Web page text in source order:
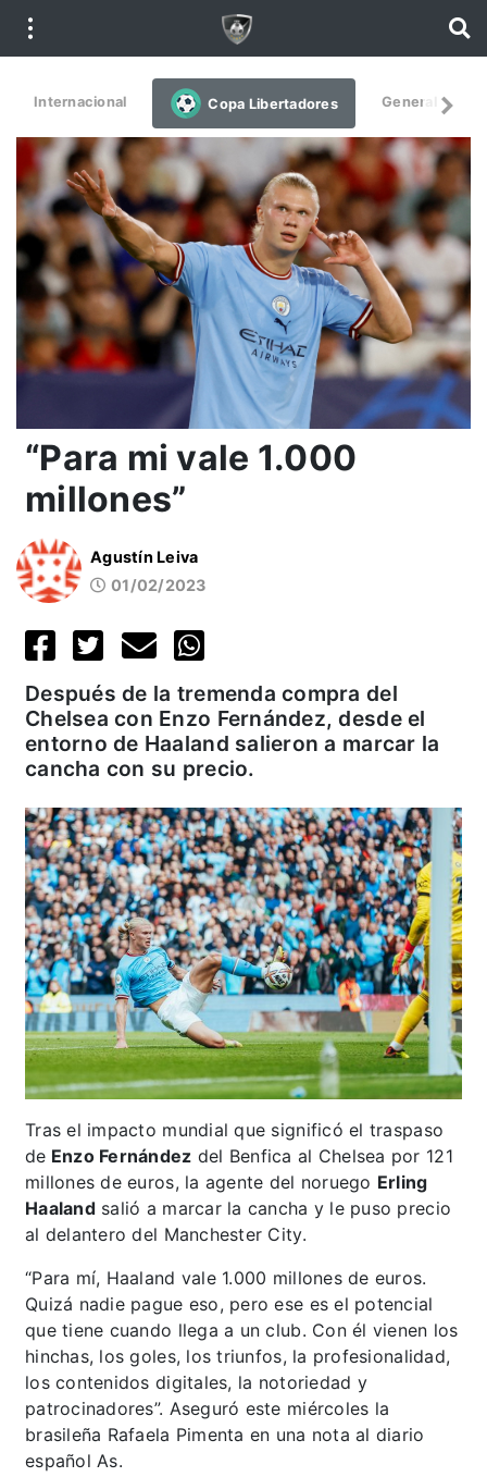
Internacional Copa Libertadores General
“Para mi vale 1.000
millones”
Agustín Leiva
01/02/2023
Después de la tremenda compra del
Chelsea con Enzo Fernández, desde el
entorno de Haaland salieron a marcar la
cancha con su precio.
Tras el impacto mundial que significó el traspaso
de Enzo Fernández del Benfica al Chelsea por 121
millones de euros, la agente del noruego Erling
Haalandsalió a marcar la cancha y le puso precio
al delantero del Manchester City.
“Para mí, Haaland vale 1.000 millones de euros.
Quizá nadie pague eso, pero ese es el potencial
que tiene cuando llega a un club. Con él vienen los
hinchas, los goles, los triunfos, la profesionalidad,
los contenidos digitales, la notoriedad y
patrocinadores”. Aseguró este miércoles la
brasileña Rafaela Pimenta en una nota al diario
español As.